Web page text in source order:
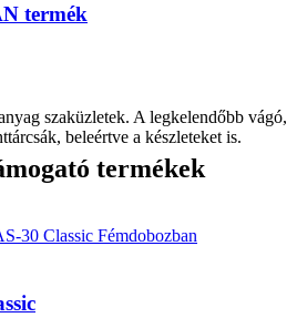
termék
szaküzletek. A legkelendőbb vágó,
beleértve a készleteket is.
termékek